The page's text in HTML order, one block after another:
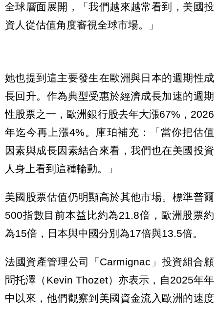
全球層面展開，「我們越來越常看到，美國投
資人從估值角度審視全球市場。」
她也提到這主要發生在歐洲與日本的週期性成
長回升。作為典型受惠於經濟成長加速的週期
性股票之一，歐洲銀行股去年大漲67%，2026
年迄今再上漲4%。庫珀補充：「當你把估值
因素與成長因素結合來看，我們也在美國投資
人身上看到這種輪動。」
美國股票估值仍明顯高於其他市場。標準普爾
500指數目前本益比約為21.8倍，歐洲股票約
為15倍，日本與中國分別為17倍與13.5倍。
法國資產管理公司「Carmignac」投資組合顧
問托澤（Kevin Thozet）亦表示，自2025年年
中以來，他們觀察到美國資金流入歐洲的速度